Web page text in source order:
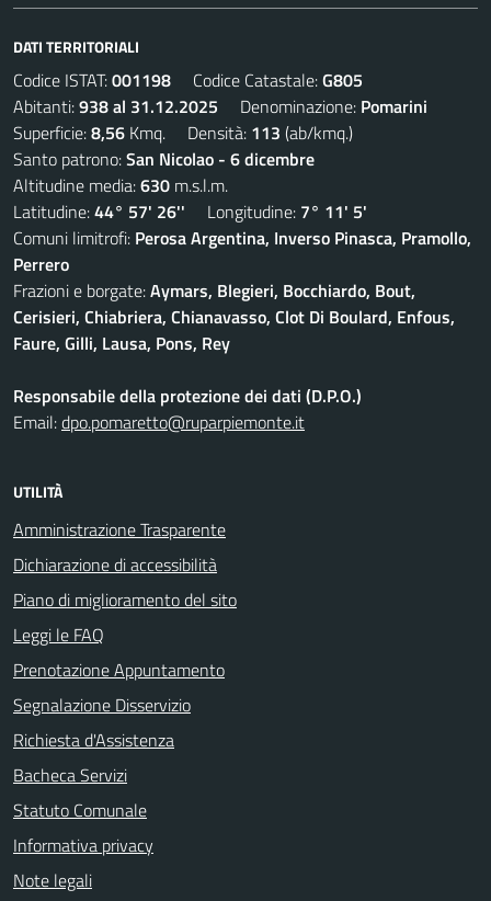
DATI TERRITORIALI
Codice ISTAT:001198 Codice Catastale:G805
Abitanti:938 al 31.12.2025 Denominazione: Pomarini
Superficie:8,56 Kmq. Densità: 113 (ab/kmq.)
Santo patrono:San Nicolao - 6 dicembre
Altitudine media:630 m.s.l.m.
Latitudine:44° 57' 26'' Longitudine: 7° 11' 5'
Comuni limitrofi: Perosa Argentina, Inverso Pinasca, Pramollo,
Perrero
Frazioni e borgate:Aymars, Blegieri, Bocchiardo, Bout,
Cerisieri, Chiabriera, Chianavasso, Clot Di Boulard, Enfous,
Faure, Gilli, Lausa, Pons, Rey
Responsabile della protezione dei dati (D.P.O.)
Email:dpo.pomaretto@ruparpiemonte.it
UTILITÀ
Amministrazione Trasparente
Dichiarazione di accessibilità
Piano di miglioramento del sito
Leggi le FAQ
Prenotazione Appuntamento
Segnalazione Disservizio
Richiesta d'Assistenza
Bacheca Servizi
Statuto Comunale
Informativa privacy
Note legali